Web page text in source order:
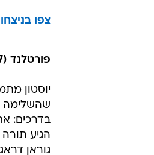
ניו אורלינס (42:15) - ל.א לייקרס
הצליחה
צפו